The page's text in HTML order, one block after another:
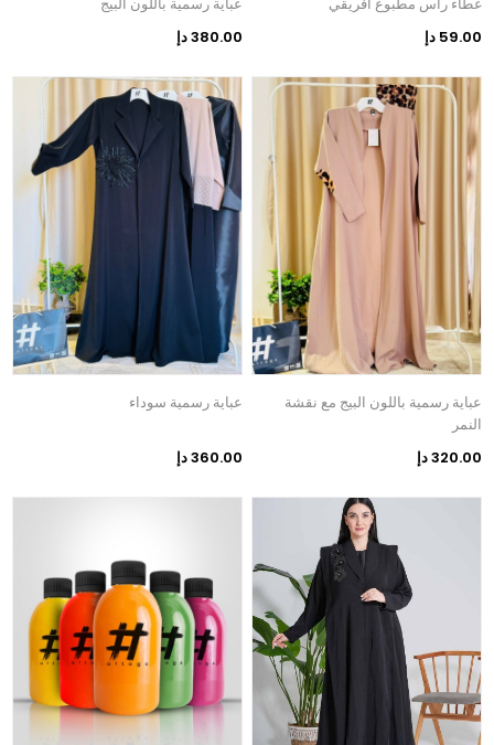
غطاء رأس مطبوع أفريقي
59.00 دإ
عباية رسمية باللون البيج
380.00 دإ
عباية رسمية باللون البيج مع نقشة
النمر
320.00 دإ
عباية رسمية سوداء
360.00 دإ